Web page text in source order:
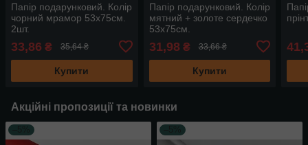
Папір подарунковий. Колір
чорний мрамор 53х75см.
2шт.
33,86 ₴ 35,64 ₴
Купити
Папір подарунковий. Колір
мятний + золоте сердечко
53х75см.
31,98₴ 33,66 ₴
Купити
Акційні пропозиції та новинки